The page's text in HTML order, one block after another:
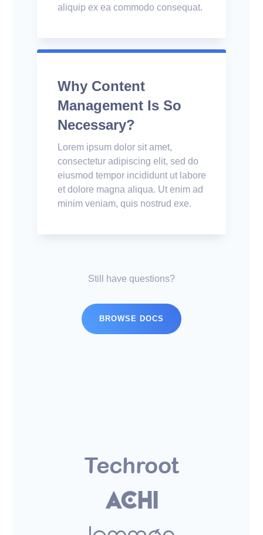
aliquip ex ea commodo consequat.
Why Content
Management Is So
Necessary?
Lorem ipsum dolor sit amet,
consectetur adipiscing elit, sed do
eiusmod tempor incididunt ut labore
et dolore magna aliqua. Ut enim ad
minim veniam, quis nostrud exe.
Still have questions?
BROWSE DOCS